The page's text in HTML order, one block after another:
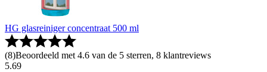
HG glasreiniger concentraat 500 ml
(8)Beoordeeld met 4.6 van de 5 sterren, 8 klantreviews
5.69